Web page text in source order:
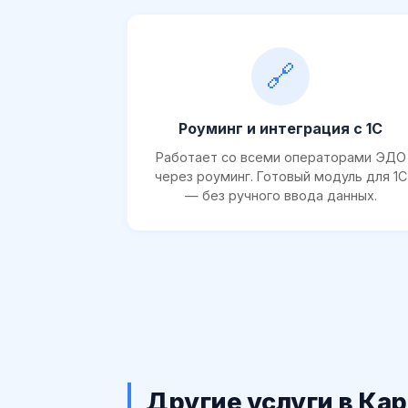
🔗
Роуминг и интеграция с 1С
Работает со всеми операторами ЭДО
через роуминг. Готовый модуль для 1С
— без ручного ввода данных.
Другие услуги в